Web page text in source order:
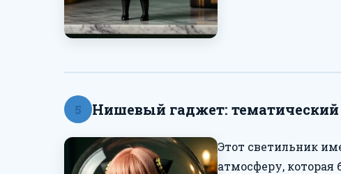
5 Нишевый гаджет:
Этот светильник
атмосферу,